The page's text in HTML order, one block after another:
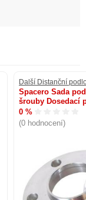
Další Distanční
Spacero Sada
šrouby Dosedací
0 %
(0 hodnocení)